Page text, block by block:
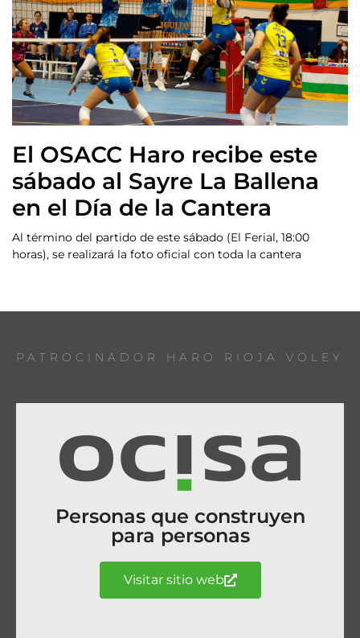
El OSACC Haro recibe este
sábado al Sayre La Ballena
en el Día de la Cantera
Al término del partido de este sábado (El Ferial, 18:00
horas), se realizará la foto oficial con toda la cantera
PATROCINADOR HARO RIOJA VOLEY
Personas que construyen
para personas
Visitar sitio web